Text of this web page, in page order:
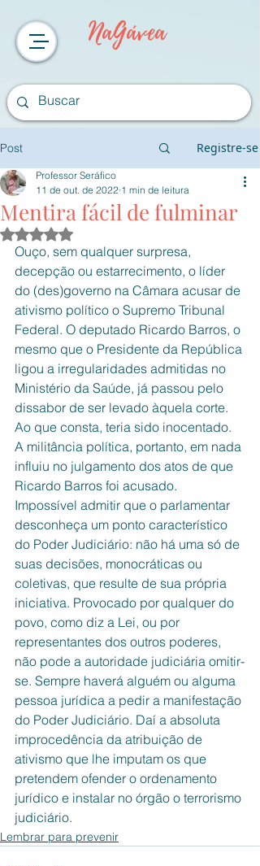
NaGávea
Post Registre-se
Mentira fácil de fulminar
Professor Seráfico
11 de out. de 2022 1 min de leitura
Avaliado com NaN de 5 estrelas.
Ouço, sem qualquer surpresa,
decepção ou estarrecimento, o líder
do (des)governo na Câmara acusar de
ativismo político o Supremo Tribunal
Federal. O deputado Ricardo Barros, o
mesmo que o Presidente da República
ligou a irregularidades admitidas no
Ministério da Saúde, já passou pelo
dissabor de ser levado àquela corte.
Ao que consta, teria sido inocentado.
A militância política, portanto, em nada
influiu no julgamento dos atos de que
Ricardo Barros foi acusado.
Impossível admitir que o parlamentar
desconheça um ponto característico
do Poder Judiciário: não há uma só de
suas decisões, monocráticas ou
coletivas, que resulte de sua própria
iniciativa. Provocado por qualquer do
povo, como diz a Lei, ou por
representantes dos outros poderes,
não pode a autoridade judiciária omitir-
se. Sempre haverá alguém ou alguma
pessoa jurídica a pedir a manifestação
do Poder Judiciário. Daí a absoluta
improcedência da atribuição de
ativismo que lhe imputam os que
pretendem ofender o ordenamento
jurídico e instalar no órgão o terrorismo
judiciário.
Lembrar para prevenir